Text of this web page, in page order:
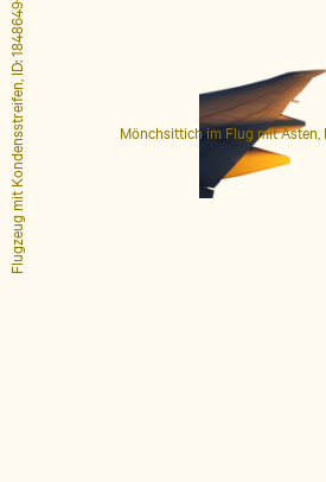
Mönchsittich im Flug mit Ästen,
Flugzeug mit Kondensstreifen, ID: 1848649